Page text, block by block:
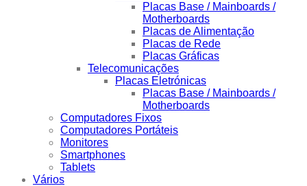
Placas Base / Mainboards /
Motherboards
Placas de Alimentação
Placas de Rede
Placas Gráficas
Telecomunicações
Placas Eletrónicas
Placas Base / Mainboards /
Motherboards
Computadores Fixos
Computadores Portáteis
Monitores
Smartphones
Tablets
Vários